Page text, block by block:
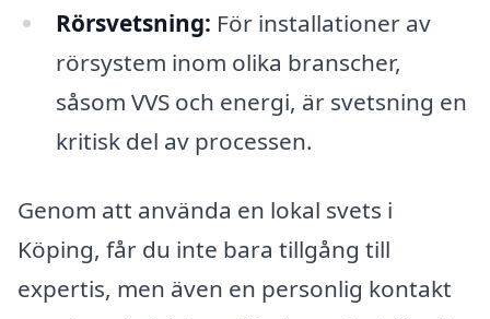
Rörsvetsning: För installationer av
rörsystem inom olika branscher,
såsom VVS och energi, är svetsning en
kritisk del av processen.
Genom att använda en lokal svets i
Köping, får du inte bara tillgång till
expertis, men även en personlig kontakt